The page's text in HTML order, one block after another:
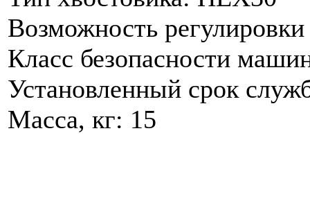
Возможность
Класс безопасности
Установленный срок
Масса, кг: 15